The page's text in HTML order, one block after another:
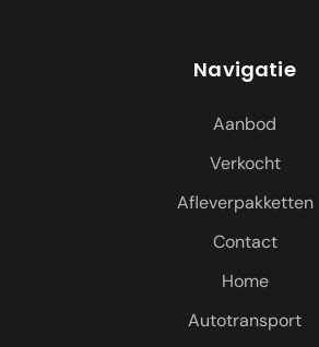
Navigatie
Aanbod
Verkocht
Afleverpakketten
Contact
Home
Autotransport